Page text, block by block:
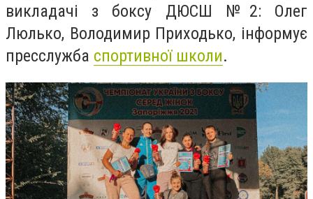
викладачі з боксу ДЮСШ №2: Олег
Люлько, Володимир Приходько, інформує
пресслужба спортивної школи.